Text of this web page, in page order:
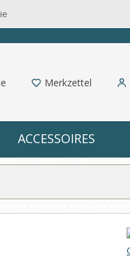
Merkzettel
ACCESSOIRES